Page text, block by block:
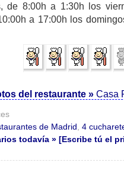
de 8:00h a 1:30h los
a 17:00h los
del restaurante » Casa
de Madrid 4
todavía » [Escribe tú el